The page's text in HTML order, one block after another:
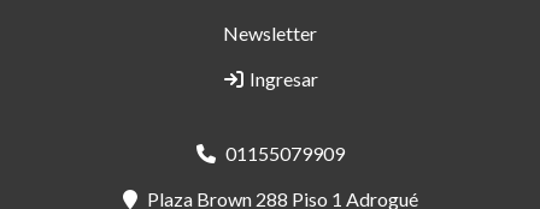
Newsletter
Ingresar
01155079909
Plaza Brown 288 Piso 1 Adrogué